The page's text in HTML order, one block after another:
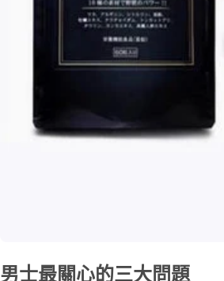
男士最關心的三大問題